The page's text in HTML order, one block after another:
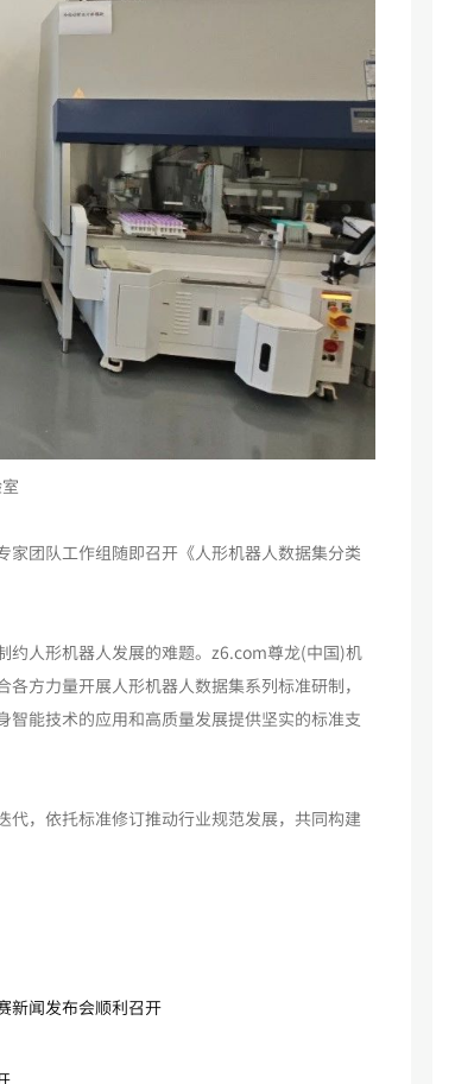
团队工作组随即召开《人形机器人数据集分类
约人形机器人发展的难题。z6.com尊龙(中国)机
方力量开展人形机器人数据集系列标准研制，
能技术的应用和高质量发展提供坚实的标准支
，依托标准修订推动行业规范发展，共同构建
新闻发布会顺利召开